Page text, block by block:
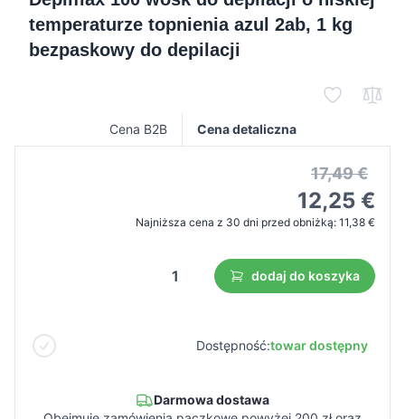
temperaturze topnienia azul 2ab, 1 kg
bezpaskowy do depilacji
Cena B2B Cena detaliczna
17,49 €
12,25 €
Najniższa cena z 30 dni przed obniżką: 11,38 €
dodaj do koszyka
Dostępność:towar dostępny
Darmowa dostawa